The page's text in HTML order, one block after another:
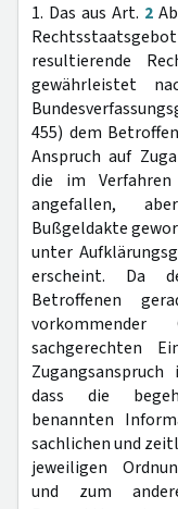
1. Das aus Art. 2
resultierende
gewährleistet
455) dem
Anspruch auf
die im
angefallen,
Bußgeldakte
unter
erscheint. Da
Betroffenen
vorkommender
sachgerechten
dass die
benannten
sachlichen und
jeweiligen
und zum